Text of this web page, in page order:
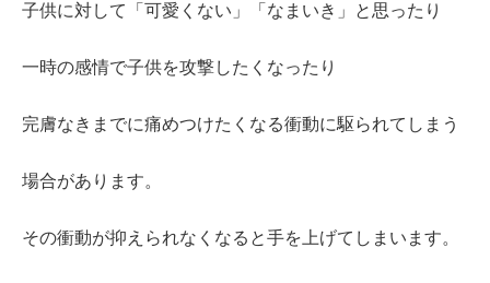
子供に対して「可愛くない」「なまいき」と思ったり
一時の感情で子供を攻撃したくなったり
完膚なきまでに痛めつけたくなる衝動に駆られてしまう
場合があります。
その衝動が抑えられなくなると手を上げてしまいます。